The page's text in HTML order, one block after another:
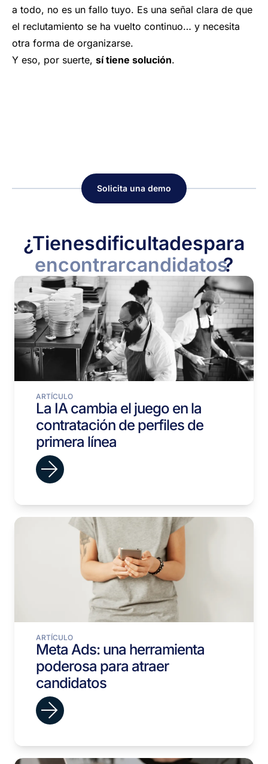
a todo, no es un fallo tuyo. Es una señal clara de que
el reclutamiento se ha vuelto continuo… y necesita
otra forma de organizarse.
Y eso, por suerte, sí tiene solución.
Solicita una demo
¿Tienesdificultadespara
encontrarcandidatos?
ARTÍCULO
La IA cambia el juego en la
contratación de perfiles de
primera línea
ARTÍCULO
Meta Ads: una herramienta
poderosa para atraer
candidatos